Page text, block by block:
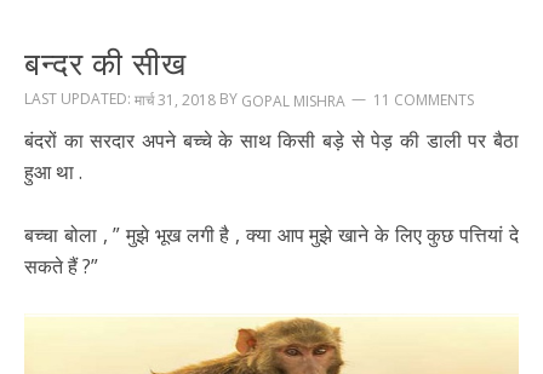
बन्दर की सीख
LAST UPDATED: मार्च 31, 2018 BY GOPAL MISHRA 11 COMMENTS
बंदरों का सरदार अपने बच्चे के साथ किसी बड़े से पेड़ की डाली पर बैठा
हुआ था .
बच्चा बोला , ” मुझे भूख लगी है , क्या आप मुझे खाने के लिए कुछ पत्तियां दे
सकते हैं ?”